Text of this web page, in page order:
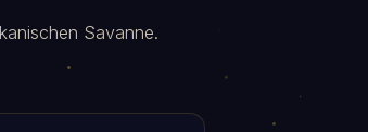
Savanne.